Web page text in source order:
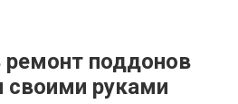
поддонов
руками